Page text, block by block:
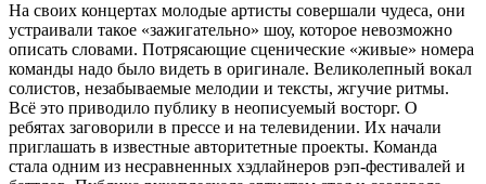
На своих концертах молодые артисты совершали чудеса, они
устраивали такое «зажигательно» шоу, которое невозможно
описать словами. Потрясающие сценические «живые» номера
команды надо было видеть в оригинале. Великолепный вокал
солистов, незабываемые мелодии и тексты, жгучие ритмы.
Всё это приводило публику в неописуемый восторг. О
ребятах заговорили в прессе и на телевидении. Их начали
приглашать в известные авторитетные проекты. Команда
стала одним из несравненных хэдлайнеров рэп-фестивалей и